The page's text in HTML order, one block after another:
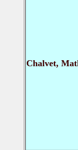
Chalvet,